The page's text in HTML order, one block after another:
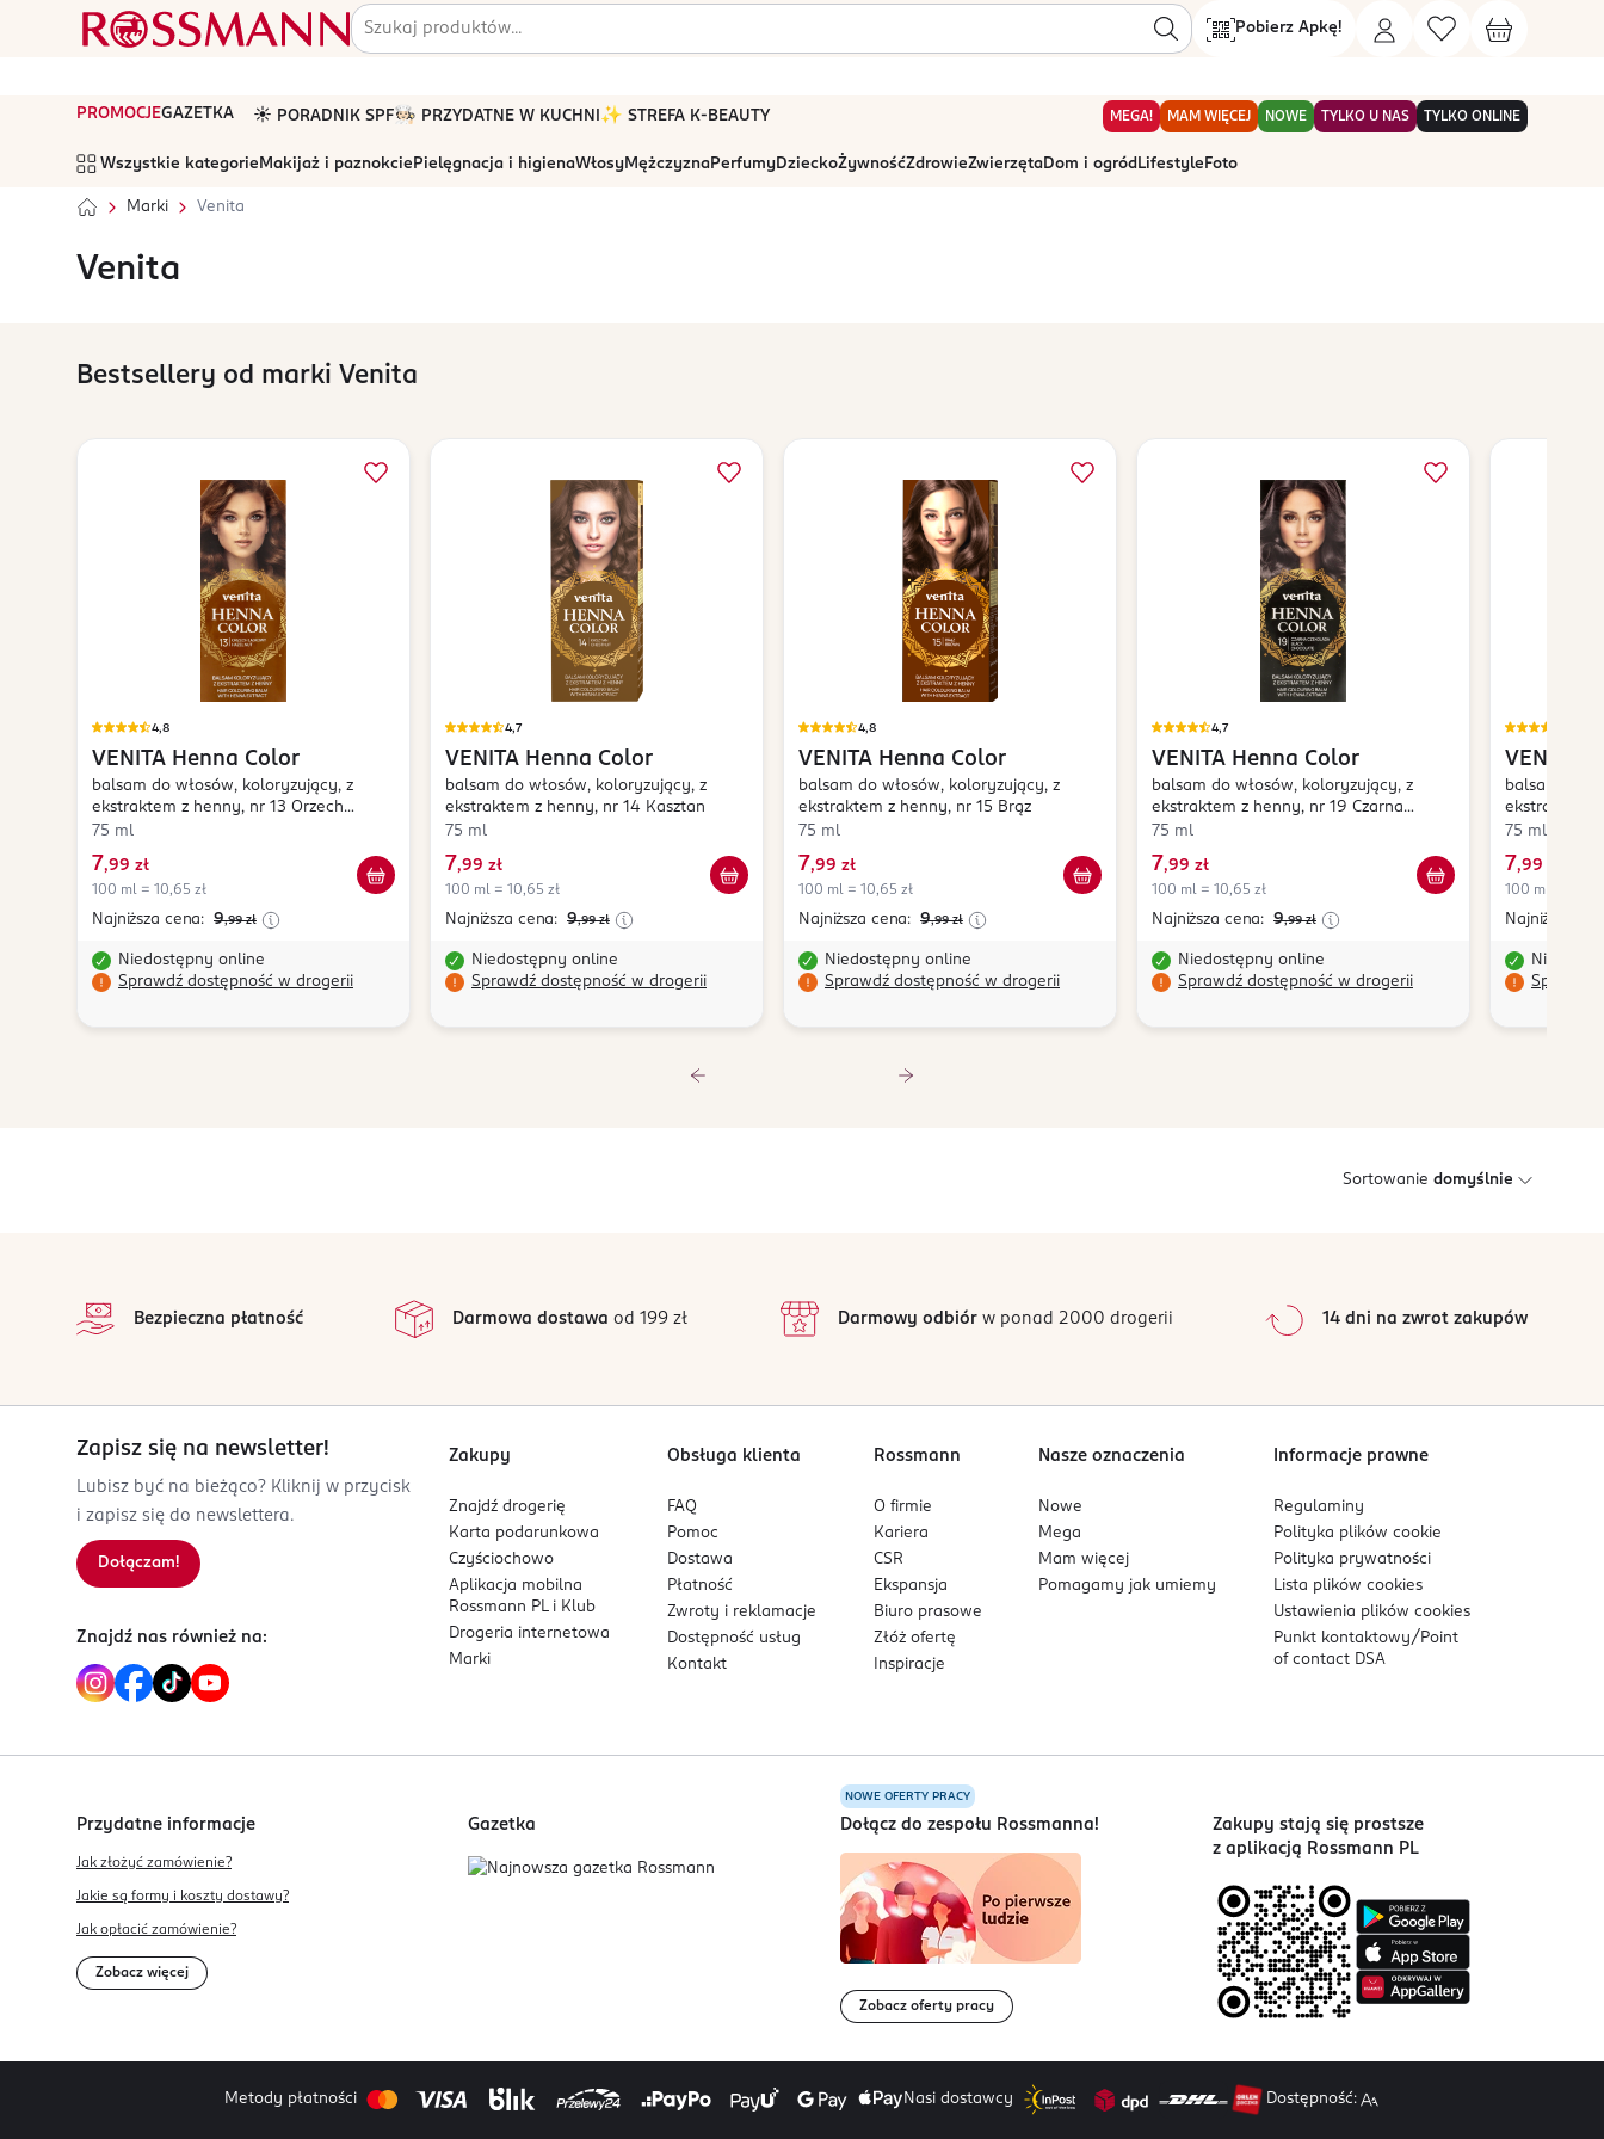
Pobierz Apkę!
PROMOCJEGAZETKA ☀️ PORADNIK SPF🧑🏻‍🍳 PRZYDATNE W KUCHNI ✨ STREFA K-BEAUTY MEGA! MAM WIĘCEJ NOWE TYLKO U NAS TYLKO ONLINE
Wszystkie kategorie Makijaż i paznokcie Pielęgnacja i higienaWłosyMężczyznaPerfumyDzieckoŻywnośćZdrowieZwierzętaDom i ogród Lifestyle Foto
Marki Venita
Venita
Bestsellery od marki Venita
4,8
VENITA Henna Color
balsam do włosów, koloryzujący, z
ekstraktem z henny, nr 13 Orzech
Laskowy
75 ml
7,99 zł
100 ml = 10,65 zł
Najniższa cena: 9,99 zł
Niedostępny online
Sprawdź dostępność w drogerii
4,7
VENITA Henna Color
balsam do włosów, koloryzujący, z
ekstraktem z henny, nr 14 Kasztan
75 ml
7,99 zł
100 ml = 10,65 zł
Najniższa cena: 9,99 zł
Niedostępny online
Sprawdź dostępność w drogerii
4,8
VENITA Henna Color
balsam do włosów, koloryzujący, z
ekstraktem z henny, nr 15 Brąz
75 ml
7,99 zł
100 ml = 10,65 zł
Najniższa cena: 9,99 zł
Niedostępny online
Sprawdź dostępność w drogerii
4,7
VENITA Henna Color
balsam do włosów, koloryzujący, z
ekstraktem z henny, nr 19 Czarna
Czekolada
75 ml
7,99 zł
100 ml = 10,65 zł
Najniższa cena: 9,99 zł
Niedostępny online
Sprawdź dostępność w drogerii
VENITA
balsam do
ekstraktem z
Blond
75 ml
7,99 zł
100 ml = 10,65
Najniższa
Sprawdź
Sortowanie domyślnie
Bezpieczna płatność Darmowa dostawa od 199 zł Darmowy odbiórw ponad 2000 drogerii 14 dni na zwrot zakupów
Zapisz się na newsletter!
Lubisz być na bieżąco? Kliknij w przycisk
i zapisz się do newslettera.
Dołączam!
Znajdź nas również na:
Zakupy
Znajdź drogerię
Karta podarunkowa
Czyściochowo
Aplikacja mobilna
Rossmann PL i Klub
Drogeria internetowa
Marki
Obsługa klienta
FAQ
Pomoc
Dostawa
Płatność
Zwroty i reklamacje
Dostępność usług
Kontakt
Rossmann
O firmie
Kariera
CSR
Ekspansja
Biuro prasowe
Złóż ofertę
Inspiracje
Nasze oznaczenia
Nowe
Mega
Mam więcej
Pomagamy jak umiemy
Informacje prawne
Regulaminy
Polityka plikówcookie
Polityka prywatności
Lista plikówcookies
Ustawienia plikówcookies
Punkt kontaktowy/ Point
of contact DSA
Przydatne informacje
Jak złożyć zamówienie?
Jakie są formy i koszty dostawy?
Jak opłacić zamówienie?
Zobacz więcej
Gazetka
NOWE OFERTY PRACY
Dołącz do zespołu Rossmanna!
Zobacz oferty pracy
Zakupy stają się prostsze
z aplikacją Rossmann PL
Metody płatności Nasi dostawcy Dostępność: